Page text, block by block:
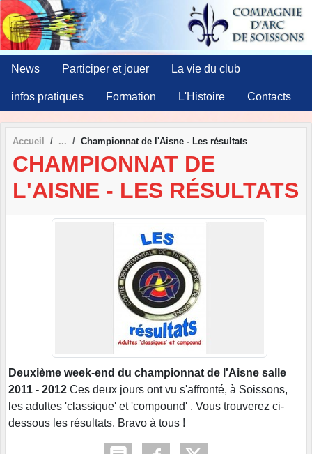
News Participer et jouer La vie du club
infos pratiques Formation L'Histoire Contacts
Accueil Championnat de l'Aisne - Les résultats
CHAMPIONNAT DE
L'AISNE - LES RÉSULTATS
Deuxième week-end du championnat de l'Aisne salle
2011 - 2012 Ces deux jours ont vu s'affronté, à Soissons,
les adultes 'classique' et 'compound' . Vous trouverez ci-
dessous les résultats. Bravo à tous !
Panneau de gestion des cookies